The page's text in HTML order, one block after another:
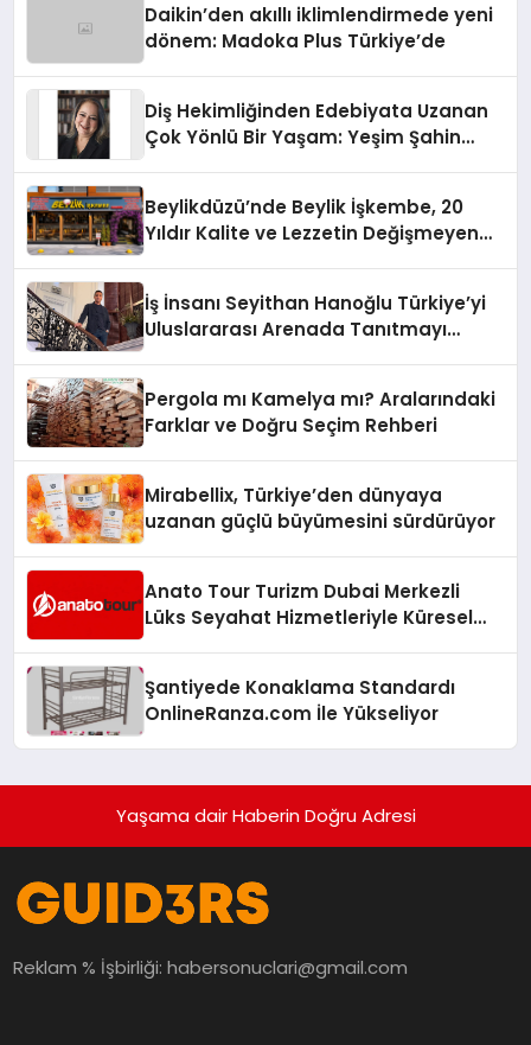
Daikin’den akıllı iklimlendirmede yeni
dönem: Madoka Plus Türkiye’de
Diş Hekimliğinden Edebiyata Uzanan
Çok Yönlü Bir Yaşam: Yeşim Şahin
Beylikdüzü’nde Beylik İşkembe, 20
Yıldır Kalite ve Lezzetin Değişmeyen
İş İnsanı Seyithan Hanoğlu Türkiye’yi
Uluslararası Arenada Tanıtmayı
Pergola mı Kamelya mı? Aralarındaki
Farklar ve Doğru Seçim Rehberi
Mirabellix, Türkiye’den dünyaya
uzanan güçlü büyümesini sürdürüyor
Anato Tour Turizm Dubai Merkezli
Lüks Seyahat Hizmetleriyle Küresel
Şantiyede Konaklama Standardı
OnlineRanza.com İle Yükseliyor
Yaşama dair Haberin Doğru Adresi
Reklam % İşbirliği:habersonuclari@gmail.com